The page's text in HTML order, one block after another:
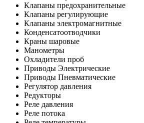
Клапаны предохранительные
Клапаны регулирующие
Клапаны электромагнитные
Конденсатоотводчики
Краны шаровые
Манометры
Охладители проб
Приводы Электрические
Приводы Пневматические
Регулятор давления
Редукторы
Реле давления
Реле потока